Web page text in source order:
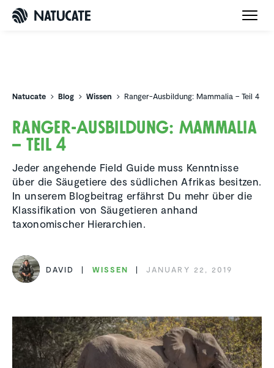
Natucate Blog Wissen Ranger-Ausbildung: Mammalia – Teil 4
Ranger-Ausbil­dung: Mammalia
– Teil 4
Jeder angehende Field Guide muss Kenntnisse
über die Säugetiere des südlichen Afrikas besitzen.
In unserem Blogbeitrag erfährst Du mehr über die
Klassifikation von Säugetieren anhand
taxonomischer Hierarchien.
DAVID WISSEN JANUARY 22, 2019